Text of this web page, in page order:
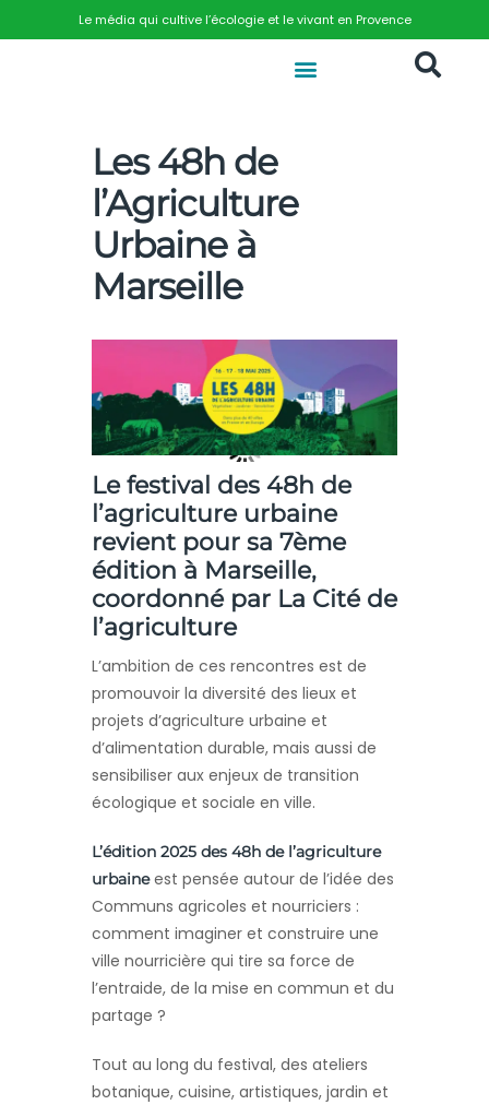
Le média qui cultive l’écologie et le vivant en Provence
Les 48h de
l’Agriculture
Urbaine à
Marseille
Le festival des 48h de
l’agriculture urbaine
revient pour sa 7ème
édition à Marseille,
coordonné par La Cité de
l’agriculture
L’ambition de ces rencontres est de
promouvoir la diversité des lieux et
projets d’agriculture urbaine et
d’alimentation durable, mais aussi de
sensibiliser aux enjeux de transition
écologique et sociale en ville.
L’édition 2025 des 48h de l’agriculture
urbaineest pensée autour de l’idée des
Communs agricoles et nourriciers :
comment imaginer et construire une
ville nourricière qui tire sa force de
l’entraide, de la mise en commun et du
partage ?
Tout au long du festival, des ateliers
botanique, cuisine, artistiques, jardin et